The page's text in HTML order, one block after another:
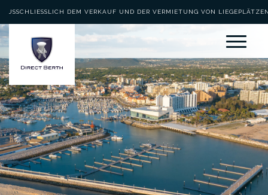
AUSSCHLIESSLICH DEM VERKAUF UND DER VERMIETUNG VON LIEGEPLÄTZEN
EWIDMET